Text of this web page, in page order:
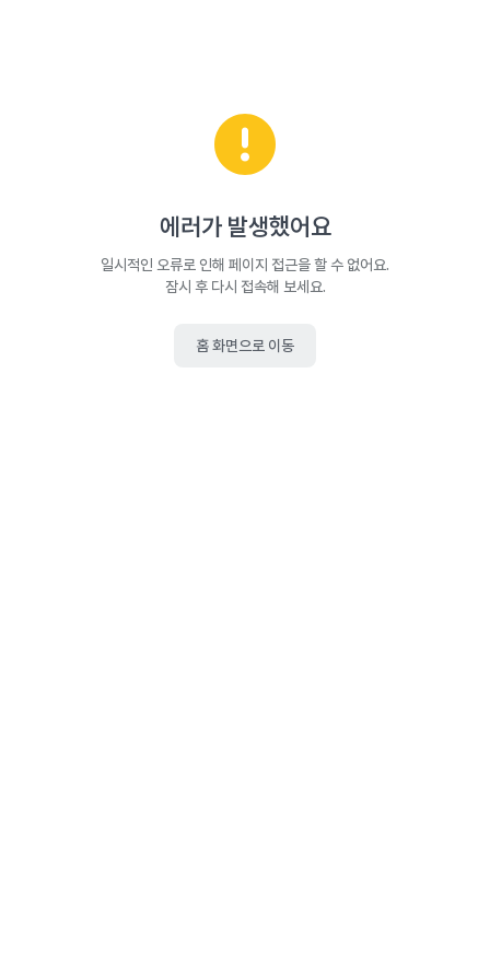
에러가 발생했어요
일시적인 오류로 인해 페이지 접근을 할 수 없어요.
잠시 후 다시 접속해 보세요.
홈 화면으로 이동